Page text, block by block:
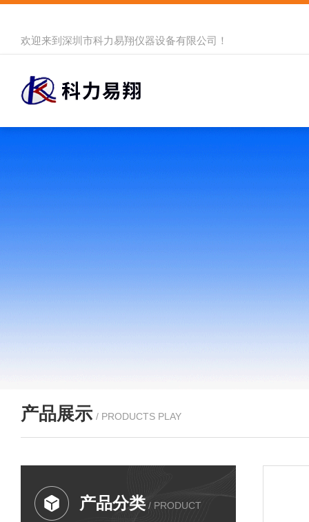
欢迎来到 深圳市科力易翔仪器设备有限公司 ！
产品展示 / PRODUCTS PLAY
产品分类 / PRODUCT